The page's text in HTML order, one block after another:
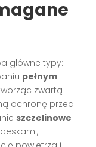
główne typy:
pełnym
zwartą
ochronę przed
szczelinowe